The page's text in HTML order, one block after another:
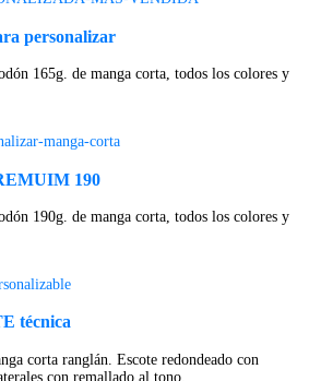
personalizar
165g. de manga corta, todos los colores y
190
190g. de manga corta, todos los colores y
técnica
corta ranglán. Escote redondeado con
con remallado al tono.